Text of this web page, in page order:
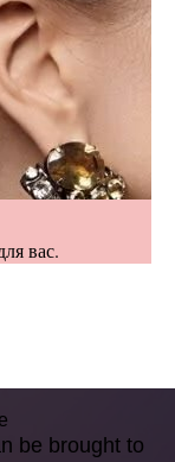
вас.
be brought to